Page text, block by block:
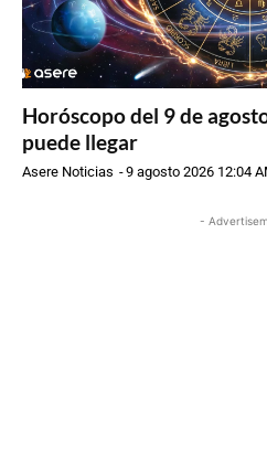
Horóscopo del 9 de
puede llegar
Asere Noticias -9 agosto 2026 12:04
-